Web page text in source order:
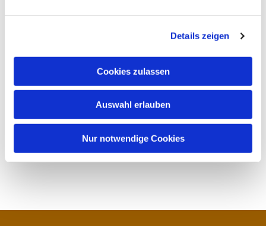
Details zeigen
Cookies zulassen
Auswahl erlauben
Nur notwendige Cookies